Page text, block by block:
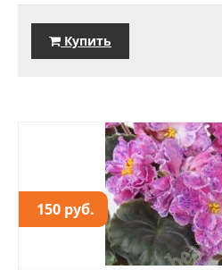
Купить
150 руб.